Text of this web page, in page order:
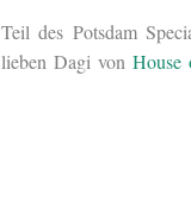
des Potsdam
Dagi von House